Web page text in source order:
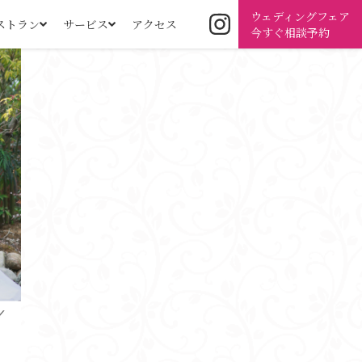
トラン サービス アクセス
ウェディングフェア
今すぐ相談予約